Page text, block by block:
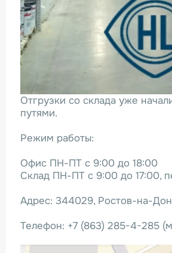
Отгрузки со склада уже
путями.
Режим работы:
Офис ПН-ПТ с 9:00 до 18:00
Склад ПН-ПТ с 9:00 до 17:00,
Адрес: 344029, Ростов-на-
Телефон: +7 (863) 285-4-285